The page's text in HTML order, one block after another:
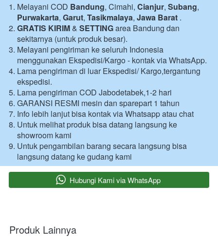
Melayani COD Bandung, Cimahi, Cianjur, Subang
Purwakarta, Garut, Tasikmalaya, Jawa Barat .
GRATIS KIRIM & SETTING area Bandung dan
sekitarnya (untuk produk besar).
Melayani pengiriman ke seluruh Indonesia
menggunakan Ekspedisi/Kargo - kontak via WhatsApp.
Lama pengiriman di luar Ekspedisi/ Kargo,tergantung
ekspedisi.
Lama pengiriman COD Jabodetabek,1-2 hari
GARANSI RESMI mesin dan sparepart 1 tahun
Info lebih lanjut bisa kontak via Whatsapp atau chat
Untuk melihat produk bisa datang langsung ke
showroom kami
Untuk pengambilan barang secara langsung bisa
langsung datang ke gudang kami
` Hubungi Kami via WhatsApp
Produk Lainnya